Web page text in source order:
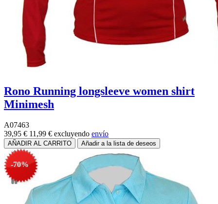
Rono Running longsleeve women shirt
Minimesh
A07463
39,95 € 11,99 € excluyendo envío
-70%